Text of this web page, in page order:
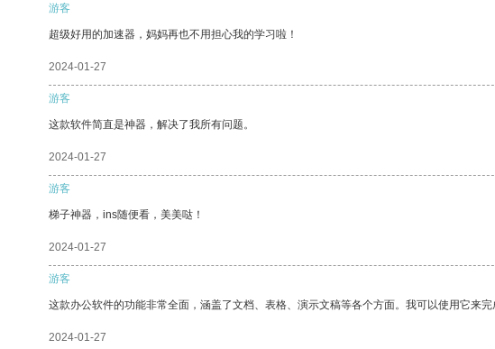
游客
超级好用的加速器，妈妈再也不用担心我的学习啦！
2024-01-27
游客
这款软件简直是神器，解决了我所有问题。
2024-01-27
游客
梯子神器，ins随便看，美美哒！
2024-01-27
游客
这款办公软件的功能非常全面，涵盖了文档、表格、演示文稿等各个方面。我可以使用它来完
2024-01-27